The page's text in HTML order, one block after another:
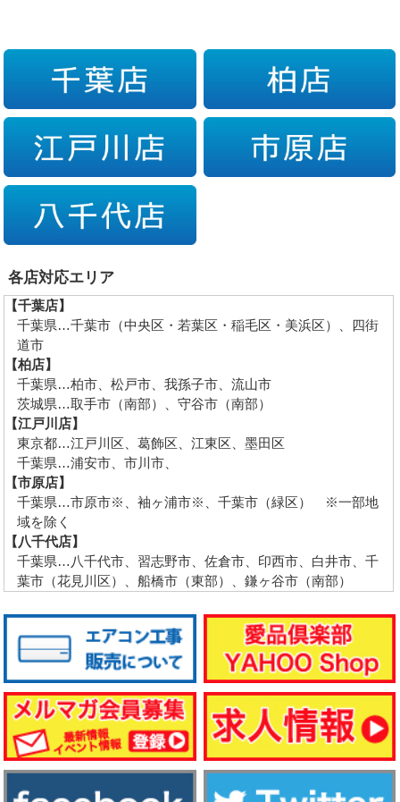
各店対応エリア
【千葉店】
千葉県…千葉市（中央区・若葉区・稲毛区・美浜区）、四街
道市
【柏店】
千葉県…柏市、松戸市、我孫子市、流山市
茨城県…取手市（南部）、守谷市（南部）
【江戸川店】
東京都…江戸川区、葛飾区、江東区、墨田区
千葉県…浦安市、市川市、
【市原店】
千葉県…市原市※、袖ヶ浦市※、千葉市（緑区） ※一部地
域を除く
【八千代店】
千葉県…八千代市、習志野市、佐倉市、印西市、白井市、千
葉市（花見川区）、船橋市（東部）、鎌ヶ谷市（南部）